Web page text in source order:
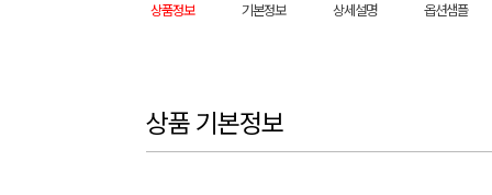
상품정보 기본정보 상세설명 옵션샘플
상품 기본정보